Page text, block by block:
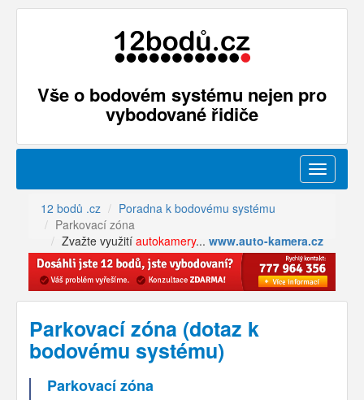
Vše o bodovém systému nejen pro
vybodované řidiče
Menu
12 bodů .cz
Poradna k bodovému systému
Parkovací zóna
Zvažte využití autokamery... www.auto-kamera.cz
Parkovací zóna (dotaz k
bodovému systému)
Parkovací zóna